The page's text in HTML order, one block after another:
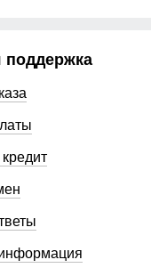
поддержка